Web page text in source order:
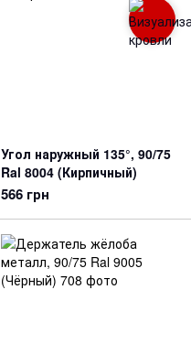
Угол наружный 135°, 90/75
Ral 8004 (Кирпичный)
566 грн